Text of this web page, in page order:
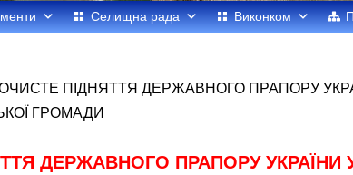
Селищна рада Виконком
ПІДНЯТТЯ ДЕРЖАВНОГО ПРАПОРУ
ГРОМАДИ
ДЕРЖАВНОГО ПРАПОРУ УКРАЇНИ